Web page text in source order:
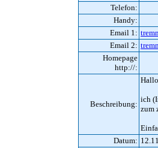
Telefon:
Handy:
Email 1:
Email 2:
Homepage
http://:
Beschreibung:
ich
zum
Datum: